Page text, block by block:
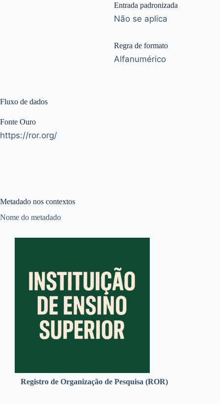
Entrada padronizada
Não se aplica
Regra de formato
Alfanumérico
Fluxo de dados
Fonte Ouro
https://ror.org/
Metadado nos contextos
Nome do metadado
Registro de Organização de Pesquisa (ROR)